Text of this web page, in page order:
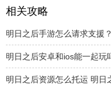
相关攻略
明日之后手游怎么请求支援
明日之后安卓和ios能一起玩
明日之后资源怎么托运 明日